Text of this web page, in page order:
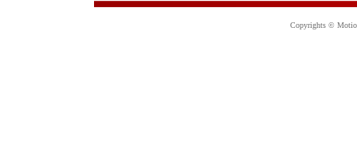
Copyrights ©